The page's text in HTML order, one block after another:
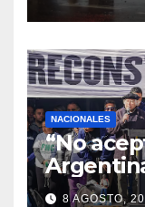
NACIONALES
“No
8 AGOSTO,